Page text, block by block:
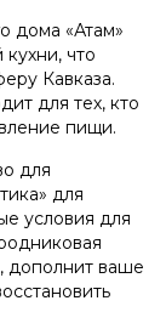
дома «Атам»
что
Кавказа.
для тех, кто
пищи.
для
для
условия для
дополнит ваше